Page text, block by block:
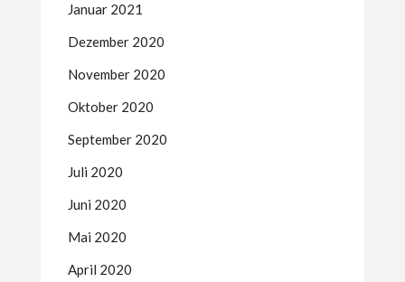
Januar 2021
Dezember 2020
November 2020
Oktober 2020
September 2020
Juli 2020
Juni 2020
Mai 2020
April 2020